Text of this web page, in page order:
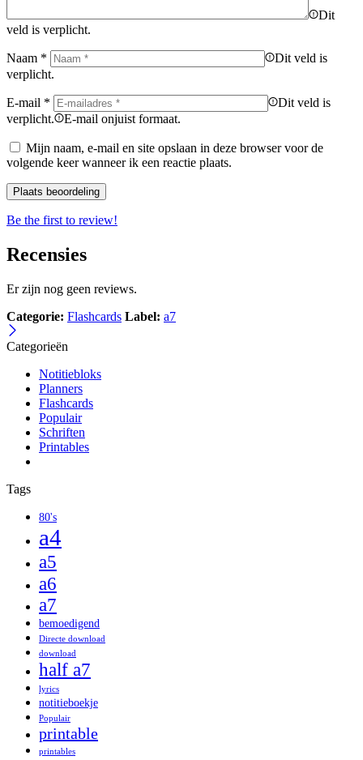
Dit
veld is verplicht.
Naam *
Dit veld is
verplicht.
E-mail *
Dit veld is
verplicht.
E-mail onjuist formaat.
Mijn naam, e-mail en site opslaan in deze browser voor de
volgende keer wanneer ik een reactie plaats.
Be the first to review!
Recensies
Er zijn nog geen reviews.
Categorie: Flashcards Label: a7
Categorieën
Notitiebloks
Planners
Flashcards
Populair
Schriften
Printables
Tags
80's
a4
a5
a6
a7
bemoedigend
Directe download
download
half a7
lyrics
notitieboekje
Populair
printable
printables